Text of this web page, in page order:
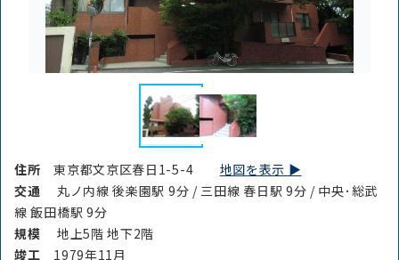
住所東京都文京区春日1-5-4 地図を表示 ▶︎
交通
丸ノ内線 後楽園駅 9分 / 三田線 春日駅 9分 / 中央･総武
線 飯田橋駅 9分
規模
地上5階 地下2階
竣⼯ 1979年11月